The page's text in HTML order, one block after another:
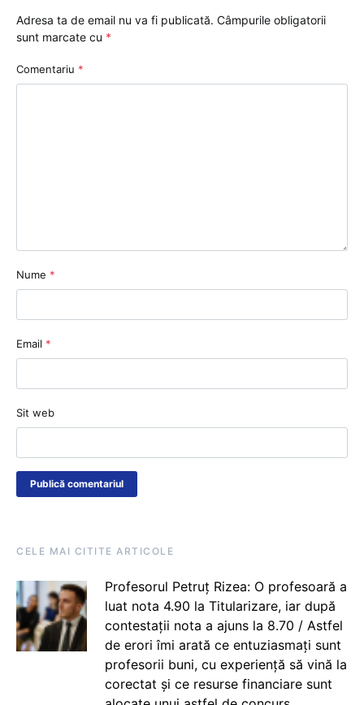
Adresa ta de email nu va fi publicată. Câmpurile obligatorii
sunt marcate cu *
Comentariu *
Nume *
Email *
Sit web
CELE MAI CITITE ARTICOLE
Profesorul Petruț Rizea: O profesoară a
luat nota 4.90 la Titularizare, iar după
contestații nota a ajuns la 8.70 / Astfel
de erori îmi arată ce entuziasmați sunt
profesorii buni, cu experiență să vină la
corectat și ce resurse financiare sunt